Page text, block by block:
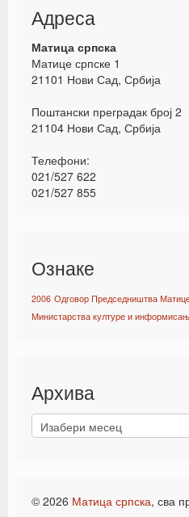
Адреса
Матица српска
Матице српске 1
21101 Нови Сад, Србија
Поштански преградак број 2
21104 Нови Сад, Србија
Телефони:
021/527 622
021/527 855
Ознаке
2006 Одговор Председништва
Министарства културе и
Архива
© 2026 Матица српска, сва